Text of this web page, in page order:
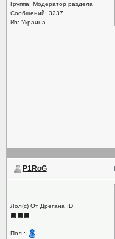
Группа: Модератор раздела
Сообщений: 3237
Из: Украина
P1RoG
Лол(с) От Дрегана :D
Пол :